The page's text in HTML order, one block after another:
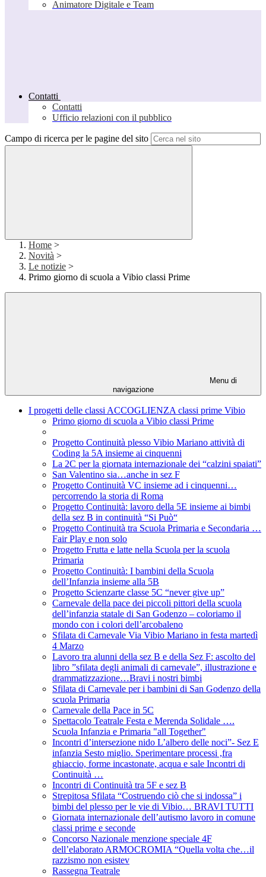
Animatore Digitale e Team
Contatti
Contatti
Ufficio relazioni con il pubblico
Campo di ricerca per le pagine del sito
Home >
Novità >
Le notizie >
Primo giorno di scuola a Vibio classi Prime
Menu di
navigazione
I progetti delle classi ACCOGLIENZA classi prime Vibio
Primo giorno di scuola a Vibio classi Prime
Progetto Continuità plesso Vibio Mariano attività di
Coding la 5A insieme ai cinquenni
La 2C per la giornata internazionale dei “calzini spaiati”
San Valentino sia…anche in sez F
Progetto Continuità VC insieme ad i cinquenni…
percorrendo la storia di Roma
Progetto Continuità: lavoro della 5E insieme ai bimbi
della sez B in continuità “Si Può“
Progetto Continuità tra Scuola Primaria e Secondaria …
Fair Play e non solo
Progetto Frutta e latte nella Scuola per la scuola
Primaria
Progetto Continuità: I bambini della Scuola
dell’Infanzia insieme alla 5B
Progetto Scienzarte classe 5C “never give up”
Carnevale della pace dei piccoli pittori della scuola
dell’infanzia statale di San Godenzo – coloriamo il
mondo con i colori dell’arcobaleno
Sfilata di Carnevale Via Vibio Mariano in festa martedì
4 Marzo
Lavoro tra alunni della sez B e della Sez F: ascolto del
libro ”sfilata degli animali di carnevale”, illustrazione e
drammatizzazione…Bravi i nostri bimbi
Sfilata di Carnevale per i bambini di San Godenzo della
scuola Primaria
Carnevale della Pace in 5C
Spettacolo Teatrale Festa e Merenda Solidale ….
Scuola Infanzia e Primaria "all Together"
Incontri d’intersezione nido L’albero delle noci”- Sez E
infanzia Sesto miglio. Sperimentare processi ,fra
ghiaccio, forme incastonate, acqua e sale Incontri di
Continuità …
Incontri di Continuità tra 5F e sez B
Strepitosa Sfilata “Costruendo ciò che si indossa” i
bimbi del plesso per le vie di Vibio… BRAVI TUTTI
Giornata internazionale dell’autismo lavoro in comune
classi prime e seconde
Concorso Nazionale menzione speciale 4F
dell’elaborato ARMOCROMIA “Quella volta che…il
razzismo non esistev
Rassegna Teatrale